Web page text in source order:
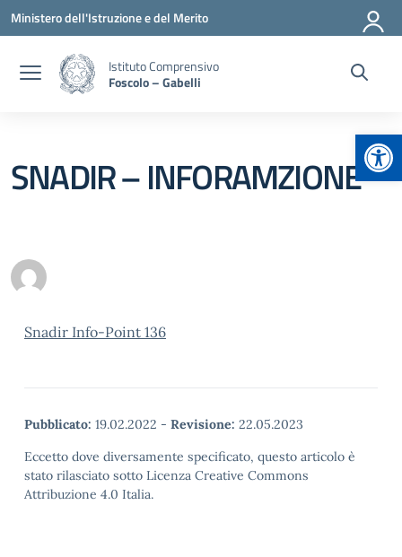
Vai ai contenuti
Vai al menu di navigazione
Vai al footer
Ministero dell'Istruzione e del Merito
Istituto Comprensivo
Foscolo – Gabelli
SNADIR – INFORAMZIONE
Snadir Info-Point 136
Pubblicato: 19.02.2022 - Revisione: 22.05.2023
Eccetto dove diversamente specificato, questo articolo è
stato rilasciato sotto Licenza Creative Commons
Attribuzione 4.0 Italia.